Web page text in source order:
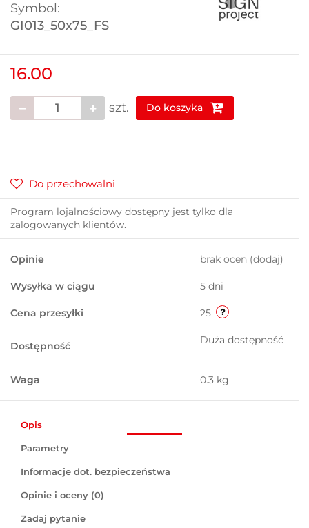
Symbol:
GI013_50x75_FS
16.00
szt. Do koszyka
Do przechowalni
Program lojalnościowy dostępny jest tylko dla
zalogowanych klientów.
Opinie brak ocen (dodaj)
Wysyłka w ciągu 5 dni
Cena przesyłki 25
Dostępność Duża dostępność
Waga 0.3 kg
Opis
Parametry
Informacje dot. bezpieczeństwa
Opinie i oceny (0)
Zadaj pytanie